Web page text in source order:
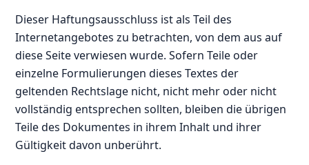
Dieser Haftungsausschluss ist als Teil des
Internetangebotes zu betrachten, von dem aus auf
diese Seite verwiesen wurde. Sofern Teile oder
einzelne Formulierungen dieses Textes der
geltenden Rechtslage nicht, nicht mehr oder nicht
vollständig entsprechen sollten, bleiben die übrigen
Teile des Dokumentes in ihrem Inhalt und ihrer
Gültigkeit davon unberührt.